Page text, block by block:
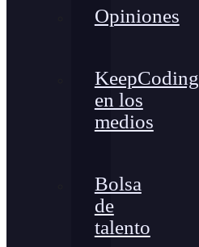
Opiniones
KeepCoding
en los
medios
Bolsa
de
talento